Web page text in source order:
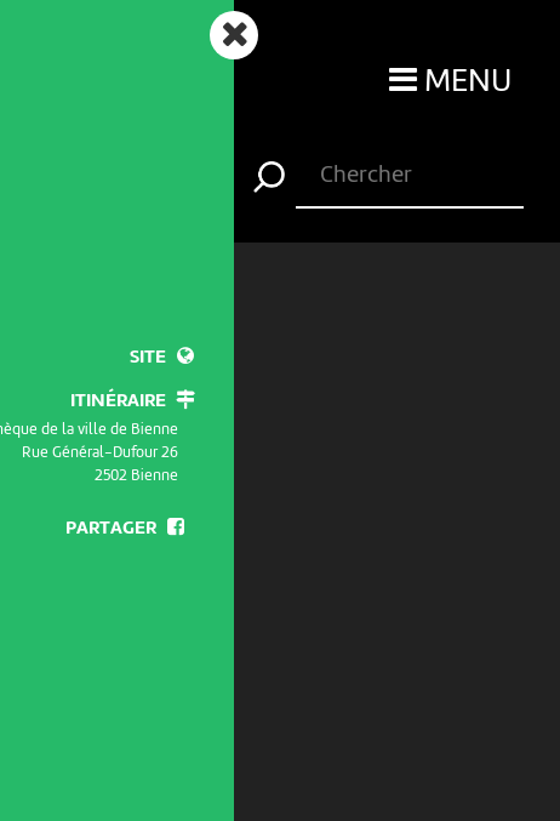
MENU
SITE
ITINÉRAIRE
de la ville de Bienne
Rue Général-Dufour 26
2502 Bienne
PARTAGER